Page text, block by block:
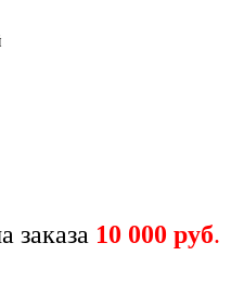
заказа 10 000 руб.